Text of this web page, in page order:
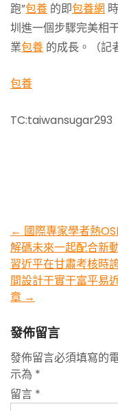
跑”包養 的即包養網
圳進一個步驟完美相
業包養 的成長。（記
包養
TC:taiwansugar293
Post
← 國際專家學者熱
解碼未來一起配合新
習近平在甘肅考核時
間設計干實干富平易
章 →
發佈留言
發佈留言必須填寫的
示為 *
留言 *